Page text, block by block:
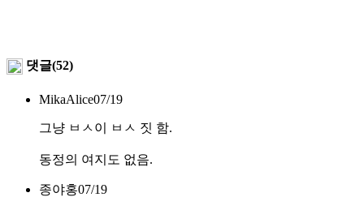
댓글(52)
MikaAlice07/19
그냥 ㅂㅅ이 ㅂㅅ 짓 함.
동정의 여지도 없음.
종야홍07/19